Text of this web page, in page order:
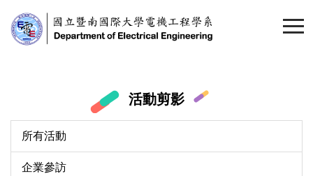
到
主
活動剪影
所有活動
企業參訪